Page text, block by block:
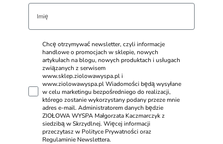
Chcę otrzymywać newsletter, czyli informacje
handlowe o promocjach w sklepie, nowych
artykułach na blogu, nowych produktach i usługach
związanych z serwisem
www.sklep.ziolowawyspa.pl i
www.ziolowawyspa.pl Wiadomości będą wysyłane
w celu marketingu bezpośredniego do realizacji,
którego zostanie wykorzystany podany przeze mnie
adres e-mail. Administratorem danych będzie
ZIOŁOWA WYSPA Małgorzata Kaczmarczyk z
siedzibą w Skrzydlnej. Więcej informacji
przeczytasz w Polityce Prywatności oraz
Regulaminie Newslettera.